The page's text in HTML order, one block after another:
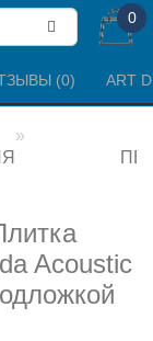
0
Acoustic
(0) ART